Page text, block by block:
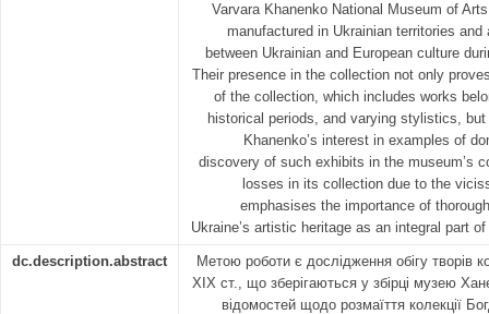
Varvara Khanenko National Museum of
manufactured in Ukrainian territories
between Ukrainian and European culture
Their presence in the collection not only
of the collection, which includes works
historical periods, and varying stylistics,
Khanenko’s interest in examples of
discovery of such exhibits in the museum’s
losses in its collection due to the
emphasises the importance of
Ukraine’s artistic heritage as an integral part
dc.description.abstract
Метою роботи є дослідження обігу творів
XIX ст., що зберігаються у збірці музею
відомостей щодо розмаїття колекції